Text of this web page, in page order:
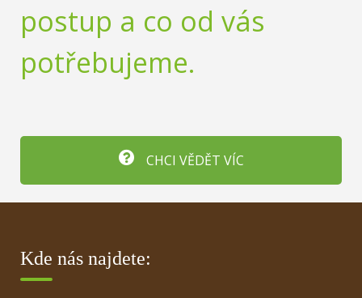
postup a co od vás
potřebujeme.
CHCI VĚDĚT VÍC
Kde nás najdete: